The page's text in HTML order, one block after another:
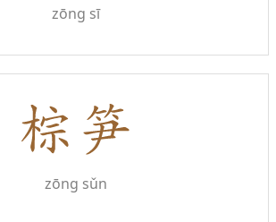
zōng sī
zōng sǔn